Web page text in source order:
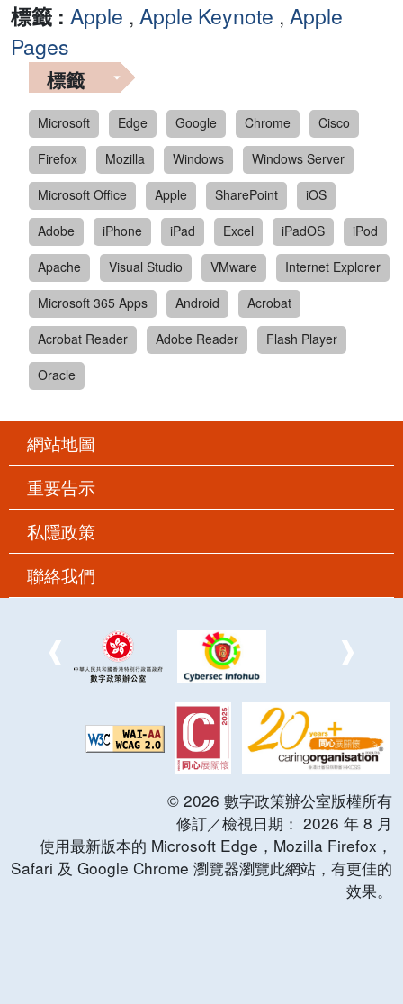
標籤 : Apple , Apple Keynote , Apple
Pages
標籤
Microsoft Edge Google Chrome
Cisco
Firefox
Mozilla Windows
Windows Server
Microsoft Office
Apple SharePoint
iOS
Adobe
iPhone iPad Excel iPadOS
iPod
Apache
Visual Studio VMware
Internet Explorer
Microsoft 365 Apps
Android
Acrobat
Acrobat Reader
Adobe Reader
Flash Player
Oracle
網站地圖
重要告示
私隱政策
聯絡我們
© 2026 數字政策辦公室版權所有
修訂／檢視日期： 2026 年 8 月
使用最新版本的 Microsoft Edge，Mozilla Firefox，
Safari 及 Google Chrome 瀏覽器瀏覽此網站，有更佳的
效果。